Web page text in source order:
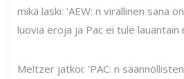
mikä laski: 'AEW: n virallinen sana
luovia eroja ja Pac ei tule lauantain
Meltzer jatkoi: 'PAC: n